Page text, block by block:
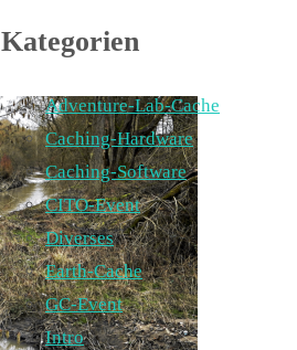
Kategorien
Adventure-Lab-Cache
Caching-Hardware
Caching-Software
CITO-Event
Diverses
Earth-Cache
GC-Event
Intro